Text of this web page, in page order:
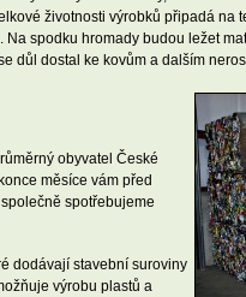
životnosti výrobků připadá na
spodku hromady budou ležet
důl dostal ke kovům a dalším
obyvatel České
měsíce vám před
spotřebujeme
dodávají stavební suroviny
výrobu plastů a